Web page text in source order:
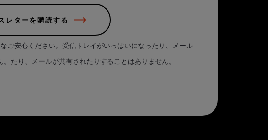
レターを購読する
ご安心ください。受信トレイがいっぱいになったり、メール
たり、メールが共有されたりすることはありません。